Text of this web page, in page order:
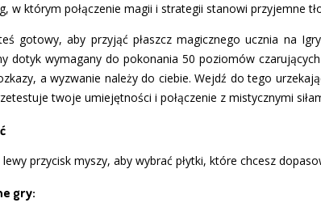
w którym połączenie magii i strategii stanowi przyjemne
gotowy, aby przyjąć płaszcz magicznego ucznia na
dotyk wymagany do pokonania 50 poziomów
a wyzwanie należy do ciebie. Wejdź do tego
twoje umiejętności i połączenie z mistycznymi
lewy przycisk myszy, aby wybrać płytki, które chcesz
gry: